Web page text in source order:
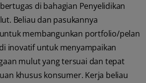
di bahagian Penyelidikan
Beliau dan pasukannya
membangunkan portfolio/pelan
inovatif untuk menyampaikan
mulut yang tersuai dan tepat
khusus konsumer. Kerja beliau